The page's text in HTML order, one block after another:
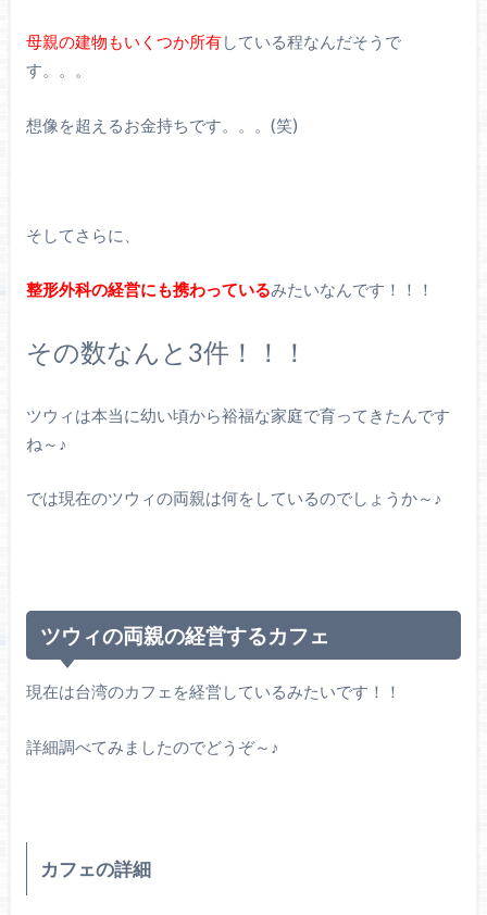
母親の建物もいくつか所有している程なんだそうで
す。。。
想像を超えるお金持ちです。。。(笑)
そしてさらに、
整形外科の経営にも携わっているみたいなんです！！！
その数なんと3件！！！
ツウィは本当に幼い頃から裕福な家庭で育ってきたんです
ね～♪
では現在のツウィの両親は何をしているのでしょうか～♪
ツウィの両親の経営するカフェ
現在は台湾のカフェを経営しているみたいです！！
詳細調べてみましたのでどうぞ～♪
カフェの詳細